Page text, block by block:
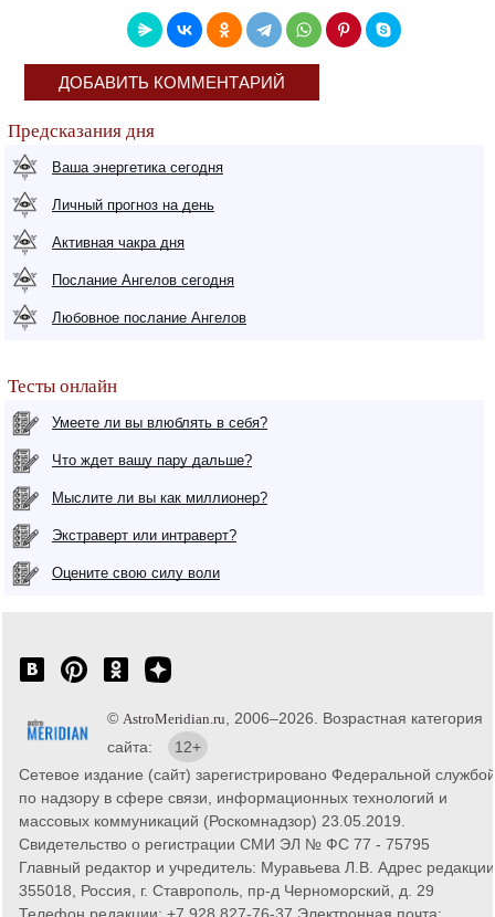
ДОБАВИТЬ КОММЕНТАРИЙ
Предсказания дня
Ваша энергетика сегодня
Личный прогноз на день
Активная чакра дня
Послание Ангелов сегодня
Любовное послание Ангелов
Тесты онлайн
Умеете ли вы влюблять в себя?
Что ждет вашу пару дальше?
Мыслите ли вы как миллионер?
Экстраверт или интраверт?
Оцените свою силу воли
© AstroMeridian.ru , 2006–2026. Возрастная категория
сайта:
12+
Сетевое издание (сайт) зарегистрировано Федеральной службой
по надзору в сфере связи, информационных технологий и
массовых коммуникаций (Роскомнадзор) 23.05.2019.
Свидетельство о регистрации СМИ ЭЛ № ФС 77 - 75795
Главный редактор и учредитель: Муравьева Л.В. Адрес
355018, Россия, г. Ставрополь, пр-д Черноморский, д. 29
Телефон редакции: +7 928 827-76-37 Электронная почта: